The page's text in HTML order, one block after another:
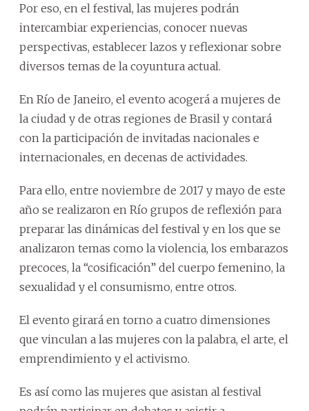
Por eso, en el festival, las mujeres podrán
intercambiar experiencias, conocer nuevas
perspectivas, establecer lazos y reflexionar sobre
diversos temas de la coyuntura actual.
En Río de Janeiro, el evento acogerá a mujeres de
la ciudad y de otras regiones de Brasil y contará
con la participación de invitadas nacionales e
internacionales, en decenas de actividades.
Para ello, entre noviembre de 2017 y mayo de este
año se realizaron en Río grupos de reflexión para
preparar las dinámicas del festival y en los que se
analizaron temas como la violencia, los embarazos
precoces, la “cosificación” del cuerpo femenino, la
sexualidad y el consumismo, entre otros.
El evento girará en torno a cuatro dimensiones
que vinculan a las mujeres con la palabra, el arte, el
emprendimiento y el activismo.
Es así como las mujeres que asistan al festival